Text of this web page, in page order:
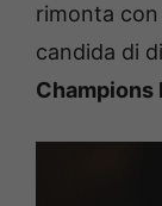
rimonta
candida di
Champions